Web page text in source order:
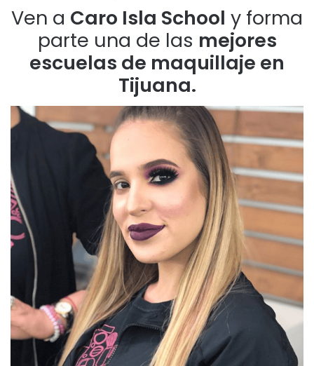
Ven a Caro Isla School y forma
parte una de las mejores
escuelas de maquillaje en
Tijuana.